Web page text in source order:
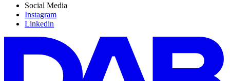
Social Media
Instagram
Linkedin